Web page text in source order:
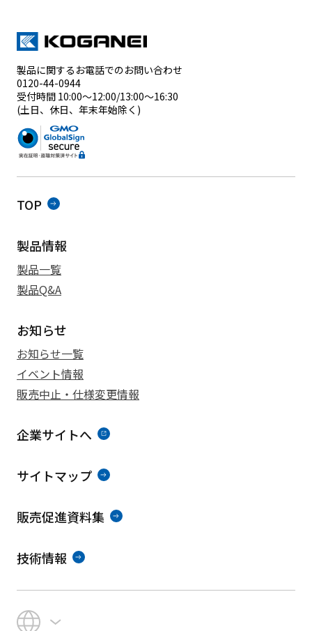
製品に関するお電話でのお問い合わせ
0120-44-0944
受付時間 10:00～12:00/13:00～16:30
(土日、休日、年末年始除く)
TOP
製品情報
製品一覧
製品Q&A
お知らせ
お知らせ一覧
イベント情報
販売中止・仕様変更情報
企業サイトへ
サイトマップ
販売促進資料集
技術情報